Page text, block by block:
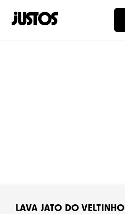
LAVA JATO DO VELTINHO